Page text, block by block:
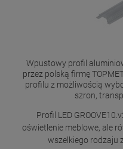
Wpustowy profil
przez polską firmę
profilu z możliwością
szron,
Profil LED
oświetlenie meblowe, ale
wszelkiego rodzaju